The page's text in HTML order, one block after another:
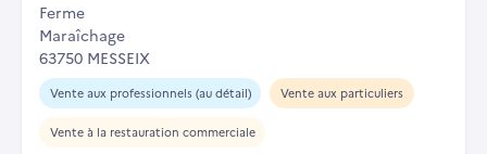
Ferme
Maraîchage
63750 MESSEIX
Vente aux professionnels (au détail) Vente aux particuliers
Vente à la restauration commerciale